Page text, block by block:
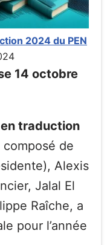
2024 du PEN
14 octobre
traduction
composé de
Alexis
Jalal El
Raîche, a
pour l’année